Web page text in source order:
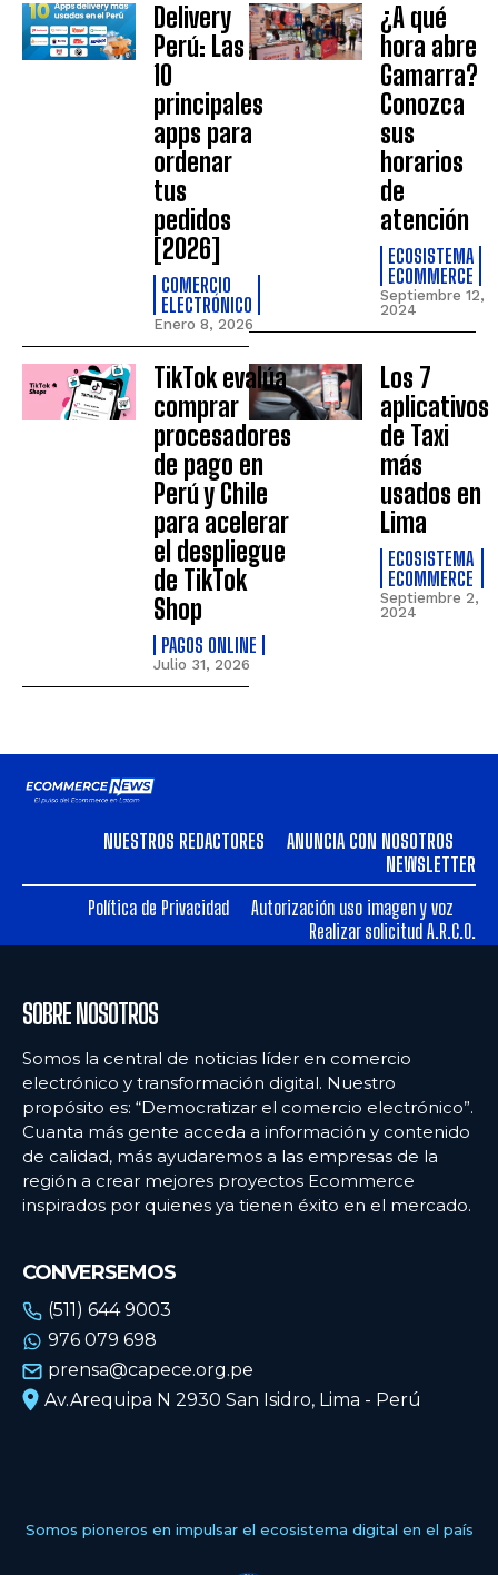
Delivery
Perú: Las
10
principales
apps para
ordenar
tus
pedidos
[2026]
COMERCIO
ELECTRÓNICO
Enero 8, 2026
¿A qué
hora abre
Gamarra?
Conozca
sus
horarios
de
atención
ECOSISTEMA
ECOMMERCE
Septiembre 12,
2024
TikTok evalúa
comprar
procesadores
de pago en
Perú y Chile
para acelerar
el despliegue
de TikTok
Shop
PAGOS ONLINE
Julio 31, 2026
Los 7
aplicativos
de Taxi
más
usados en
Lima
ECOSISTEMA
ECOMMERCE
Septiembre 2,
2024
NUESTROS REDACTORES
ANUNCIA CON NOSOTROS
NEWSLETTER
Política de Privacidad
Autorización uso imagen y voz
Realizar solicitud A.R.C.O.
SOBRE NOSOTROS
Somos la central de noticias líder en comercio
electrónico y transformación digital. Nuestro
propósito es: “Democratizar el comercio electrónico”.
Cuanta más gente acceda a información y contenido
de calidad, más ayudaremos a las empresas de la
región a crear mejores proyectos Ecommerce
inspirados por quienes ya tienen éxito en el mercado.
CONVERSEMOS
(511) 644 9003
976 079 698
prensa@capece.org.pe
Av.Arequipa N 2930 San Isidro, Lima - Perú
Somos pioneros en impulsar el ecosistema digital en el país